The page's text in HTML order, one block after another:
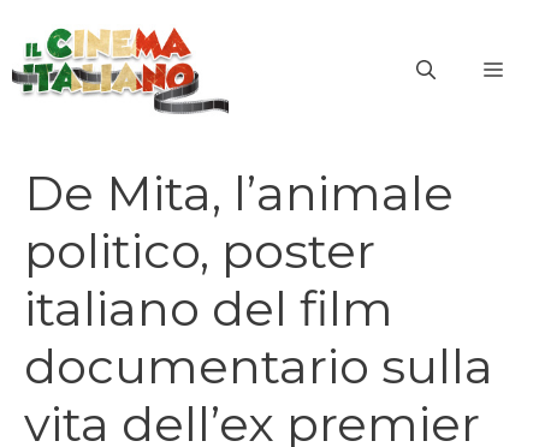
contenuto
De Mita, l’animale
politico, poster
italiano del film
documentario sulla
vita dell’ex premier